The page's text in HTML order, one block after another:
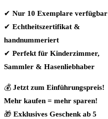
✔ Nur 10 Exemplare verfügbar
✔ Echtheitszertifikat &
handnummeriert
✔ Perfekt für Kinderzimmer,
Sammler & Hasenliebhaber
💰 Jetzt zum Einführungspreis!
Mehr kaufen = mehr sparen!
🎁 Exklusives Geschenk ab 5